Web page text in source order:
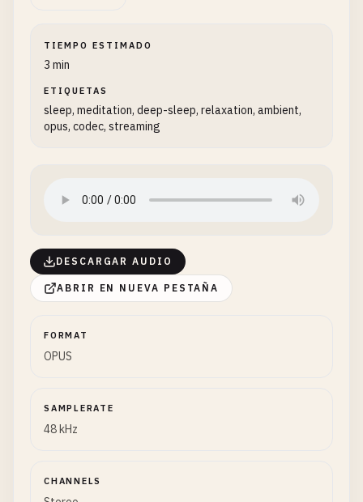
TIEMPO ESTIMADO
3 min
ETIQUETAS
sleep, meditation, deep-sleep, relaxation, ambient,
opus, codec, streaming
DESCARGAR AUDIO
ABRIR EN NUEVA PESTAÑA
FORMAT
OPUS
SAMPLERATE
48 kHz
CHANNELS